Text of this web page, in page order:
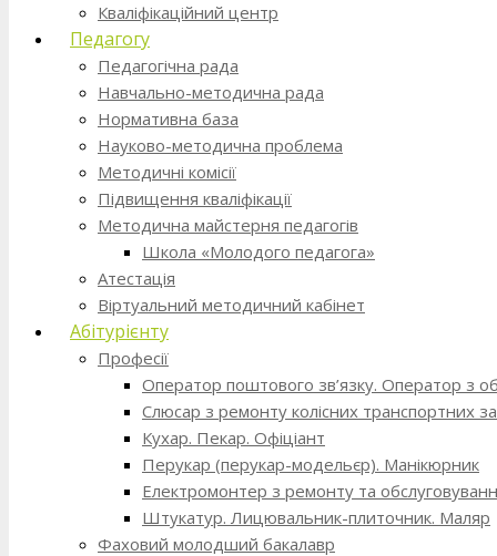
Кваліфікаційний центр
Педагогу
Педагогічна рада
Навчально-методична рада
Нормативна база
Науково-методична проблема
Методичні комісії
Підвищення кваліфікації
Методична майстерня педагогів
Школа «Молодого педагога»
Атестація
Віртуальний методичний кабінет
Абітурієнту
Професії
Оператор поштового зв’язку. Оператор з
Слюсар з ремонту колісних транспортних
Кухар. Пекар. Офіціант
Перукар (перукар-модельєр). Манікюрник
Електромонтер з ремонту та
Штукатур. Лицювальник-плиточник. Маляр
Фаховий молодший бакалавр